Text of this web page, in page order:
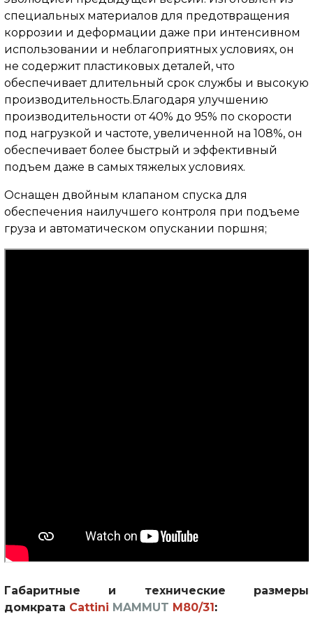
специальных материалов для предотвращения
коррозии и деформации даже при интенсивном
использовании и неблагоприятных условиях, он
не содержит пластиковых деталей, что
обеспечивает длительный срок службы и высокую
производительность.Благодаря улучшению
производительности от 40% до 95% по скорости
под нагрузкой и частоте, увеличенной на 108%, он
обеспечивает более быстрый и эффективный
подъем даже в самых тяжелых условиях.
Оснащен двойным клапаном спуска для
обеспечения наилучшего контроля при подъеме
груза и автоматическом опускании поршня;
Габаритные и технические размеры
домкрата Cattini MAMMUT M80/31: